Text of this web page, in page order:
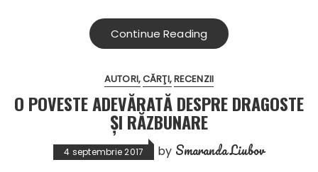
Continue Reading
AUTORI CĂRŢI RECENZII
O POVESTE ADEVĂRATĂ DESPRE DRAGOSTE
ȘI RĂZBUNARE
4 septembrie 2017 by Smaranda Liubov